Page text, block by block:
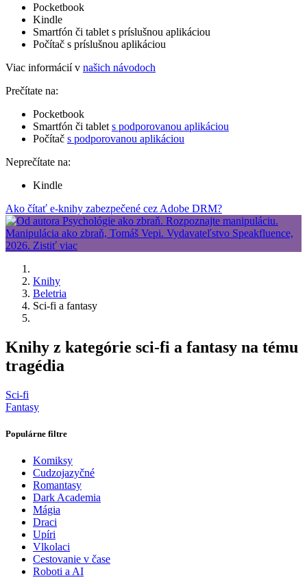
Pocketbook
Kindle
Smartfón či tablet s príslušnou aplikáciou
Počítač s príslušnou aplikáciou
Viac informácií v našich návodoch
Prečítate na:
Pocketbook
Smartfón či tablet s podporovanou aplikáciou
Počítač s podporovanou aplikáciou
Neprečítate na:
Kindle
Ako čítať e-knihy zabezpečené cez Adobe DRM?
Knihy
Beletria
Sci-fi a fantasy
Knihy z kategórie sci-fi a fantasy na tému
tragédia
Sci-fi
Fantasy
Populárne filtre
Komiksy
Cudzojazyčné
Romantasy
Dark Academia
Mágia
Draci
Upíri
Vlkolaci
Cestovanie v čase
Roboti a AI